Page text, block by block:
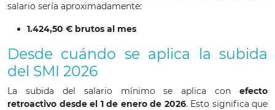
salario sería aproximadamente:
1.424,50 € brutos al mes
Desde cuándo se aplica la subida
del SMI 2026
La subida del salario mínimo se aplica con efecto
retroactivo desde el 1 de enero de 2026. Esto significa que